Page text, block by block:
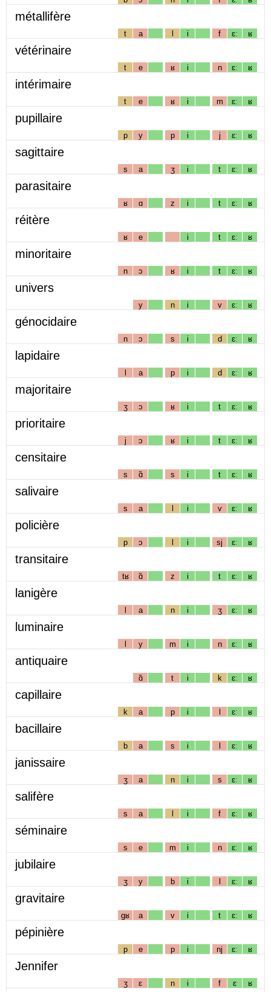
métallifère
t a l i f ɛː ʁ
vétérinaire
t e ʁ i n ɛː ʁ
intérimaire
t e ʁ i m ɛː ʁ
pupillaire
p y p i j ɛː ʁ
sagittaire
s a ʒ i t ɛː ʁ
parasitaire
ʁ ɑ z i t ɛː ʁ
réitère
ʁ e i t ɛː ʁ
minoritaire
n ɔ ʁ i t ɛː ʁ
univers
y n i v ɛː ʁ
génocidaire
n ɔ s i d ɛː ʁ
lapidaire
l a p i d ɛː ʁ
majoritaire
ʒ ɔ ʁ i t ɛː ʁ
prioritaire
j ɔ ʁ i t ɛː ʁ
censitaire
s ɑ̃ s i t ɛː ʁ
salivaire
s a l i v ɛː ʁ
policière
p ɔ l i sj ɛː ʁ
transitaire
tʁ ɑ̃ z i t ɛː ʁ
lanigère
l a n i ʒ ɛː ʁ
luminaire
l y m i n ɛː ʁ
antiquaire
ɑ̃ t i k ɛː ʁ
capillaire
k a p i l ɛː ʁ
bacillaire
b a s i l ɛː ʁ
janissaire
ʒ a n i s ɛː ʁ
salifère
s a l i f ɛː ʁ
séminaire
s e m i n ɛː ʁ
jubilaire
ʒ y b i l ɛː ʁ
gravitaire
gʁ a v i t ɛː ʁ
pépinière
p e p i nj ɛː ʁ
Jennifer
ʒ ɛ n i f ɛ ʁ